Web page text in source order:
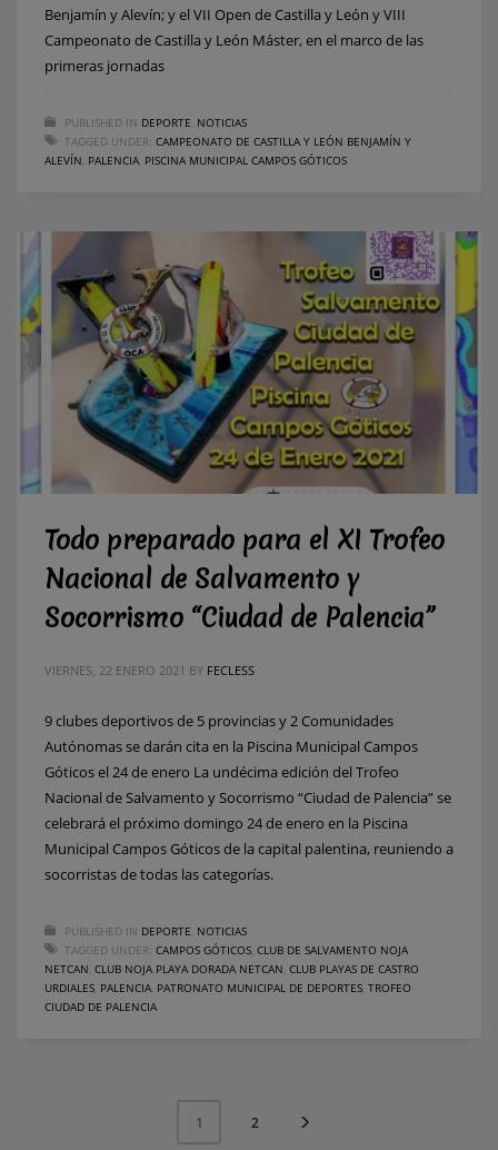
Benjamín y Alevín; y el VII Open de Castilla y León y VIII
Campeonato de Castilla y León Máster, en el marco de las
primeras jornadas
PUBLISHED IN DEPORTE NOTICIAS
TAGGED UNDER: CAMPEONATO DE CASTILLA Y LEÓN BENJAMÍN Y
ALEVÍN PALENCIA PISCINA MUNICIPAL CAMPOS GÓTICOS
Todo preparado para el XI Trofeo
Nacional de Salvamento y
Socorrismo “Ciudad de Palencia”
VIERNES, 22 ENERO 2021 BY FECLESS
9 clubes deportivos de 5 provincias y 2 Comunidades
Autónomas se darán cita en la Piscina Municipal Campos
Góticos el 24 de enero La undécima edición del Trofeo
Nacional de Salvamento y Socorrismo “Ciudad de Palencia” se
celebrará el próximo domingo 24 de enero en la Piscina
Municipal Campos Góticos de la capital palentina, reuniendo a
socorristas de todas las categorías.
PUBLISHED IN DEPORTE NOTICIAS
TAGGED UNDER: CAMPOS GÓTICOS CLUB DE SALVAMENTO NOJA
NETCAN CLUB NOJA PLAYA DORADA NETCAN CLUB PLAYAS DE CASTRO
URDIALES PALENCIA PATRONATO MUNICIPAL DE DEPORTES TROFEO
CIUDAD DE PALENCIA
1 2